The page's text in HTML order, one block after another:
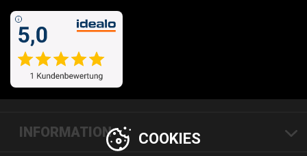
INFORMATION COOKIES